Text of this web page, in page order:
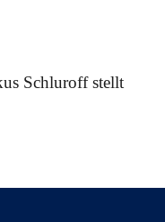
Schluroff stellt